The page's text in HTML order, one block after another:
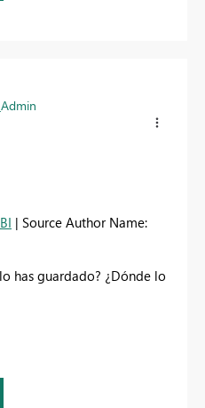
| Source Author Name:
has guardado? ¿Dónde lo